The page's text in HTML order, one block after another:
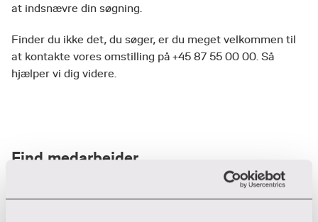
at indsnævre din søgning.
Finder du ikke det, du søger, er du meget velkommen til
at kontakte vores omstilling på +45 87 55 00 00. Så
hjælper vi dig videre.
Find medarbejder